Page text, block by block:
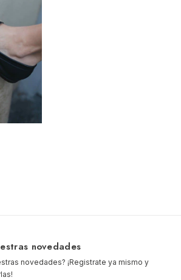
novedades
novedades? ¡Registrate ya mismo y